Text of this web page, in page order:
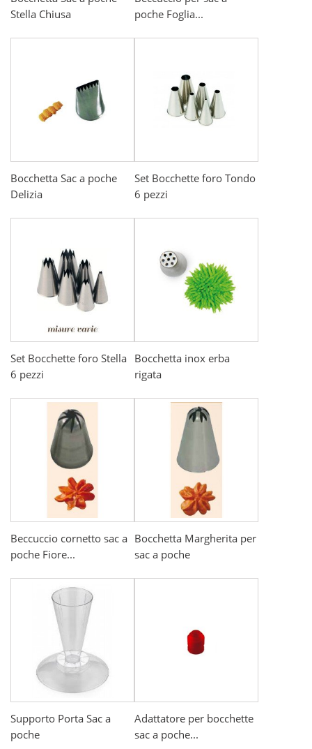
Stella Chiusa
poche Foglia...
Bocchetta Sac a poche
Delizia
Set Bocchette foro Tondo
6 pezzi
Set Bocchette foro Stella
6 pezzi
Bocchetta inox erba
rigata
Beccuccio cornetto sac a
poche Fiore...
Bocchetta Margherita per
sac a poche
Supporto Porta Sac a
poche
Adattatore per bocchette
sac a poche...